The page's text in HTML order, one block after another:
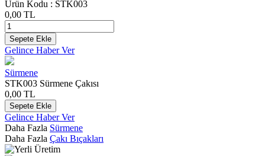
Ürün Kodu : STK003
0,00 TL
Sepete Ekle
Gelince Haber Ver
Sürmene
STK003 Sürmene Çakısı
0,00 TL
Sepete Ekle
Gelince Haber Ver
Daha Fazla Sürmene
Daha Fazla Çakı Bıçakları